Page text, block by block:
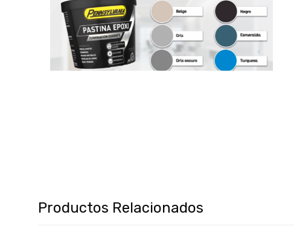
Productos Relacionados